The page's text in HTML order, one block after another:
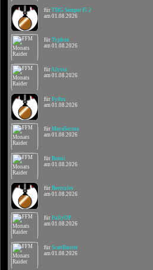
für THG Semper Fi 2
am 01.08.2026
für Typhon
am 01.08.2026
fürAlyssa
am 01.08.2026
für Fydus
am 01.08.2026
für MayaSecura
am 01.08.2026
für Benni
am 01.08.2026
für Beercules
am 01.08.2026
für FullyOP
am 01.08.2026
für ScattBuster
am 01.08.2026